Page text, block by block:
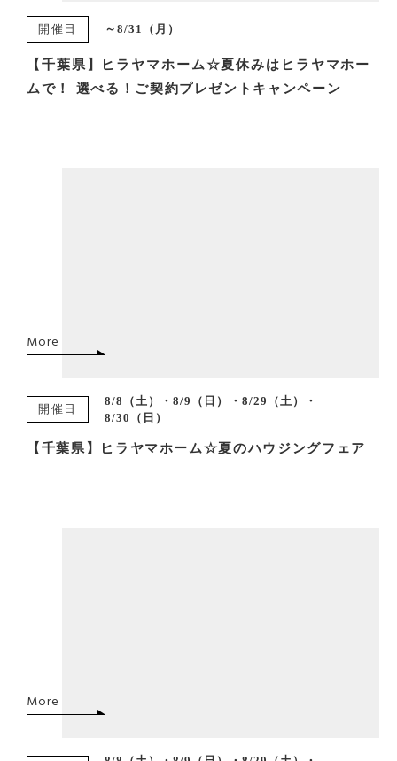
開催日 ～8/31（月）
【千葉県】ヒラヤマホーム☆夏休みはヒラヤマホー
ムで！ 選べる！ご契約プレゼントキャンペーン
More
開催日
8/8（土）・8/9（日）・8/29（土）・
8/30（日）
【千葉県】ヒラヤマホーム☆夏のハウジングフェア
More